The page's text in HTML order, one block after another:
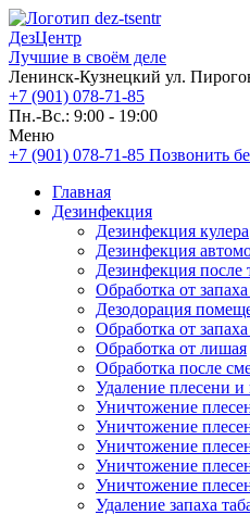
ДезЦентр
Лучшие в своём деле
Ленинск-Кузнецкий ул.
+7 (901) 078-71-85
Пн.-Вс.: 9:00 - 19:00
Меню
+7 (901) 078-71-85 Позвонить
Главная
Дезинфекция
Дезинфекция кулера
Дезинфекция
Дезинфекция после
Обработка от
Дезодорация
Обработка от запаха
Обработка от лишая
Обработка после
Удаление плесени и
Уничтожение
Уничтожение
Уничтожение
Уничтожение
Уничтожение
Удаление запаха